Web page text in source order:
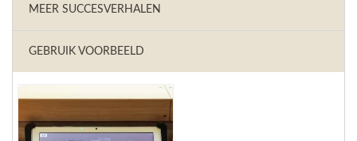
MEER SUCCESVERHALEN
GEBRUIK VOORBEELD